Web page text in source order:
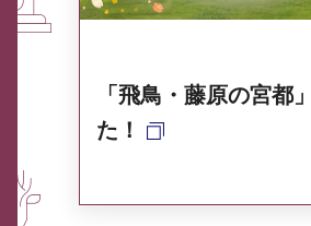
「飛鳥・藤原の宮都
た！